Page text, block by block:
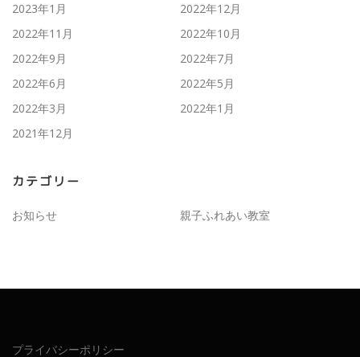
2023年1月
2022年12月
2022年11月
2022年10月
2022年9月
2022年7月
2022年6月
2022年5月
2022年3月
2022年1月
2021年12月
カテゴリー
お知らせ 親子ふれあい教室
プライバシーポリシー